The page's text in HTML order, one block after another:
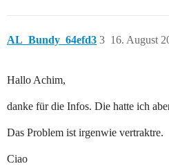
AL_Bundy_64efd3 16. August
3
Hallo Achim,
danke für die Infos. Die hatte ich
Das Problem ist irgenwie vertraktre.
Ciao